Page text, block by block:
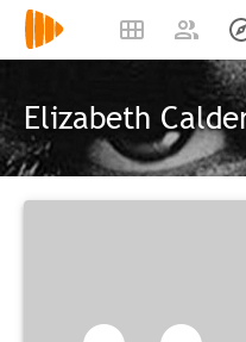
Elizabeth